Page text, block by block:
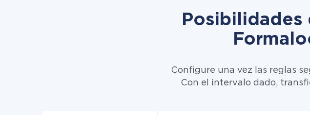
Configure una vez las reglas
Con el intervalo dado,